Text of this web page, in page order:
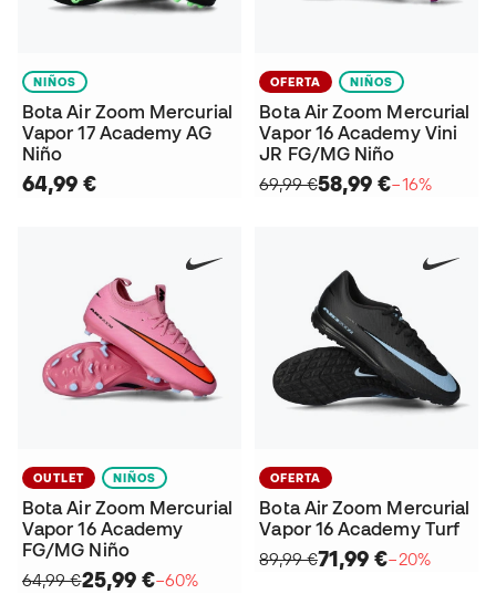
NIÑOS
Bota Air Zoom Mercurial
Vapor 17 Academy AG
Niño
64,99 €
OFERTA NIÑOS
Bota Air Zoom Mercurial
Vapor 16 Academy Vini
JR FG/MG Niño
69,99 €58,99 €−16%
OUTLET NIÑOS
Bota Air Zoom Mercurial
Vapor 16 Academy
FG/MG Niño
64,99 €25,99 €−60%
OFERTA
Bota Air Zoom Mercurial
Vapor 16 Academy Turf
89,99 €71,99 €−20%